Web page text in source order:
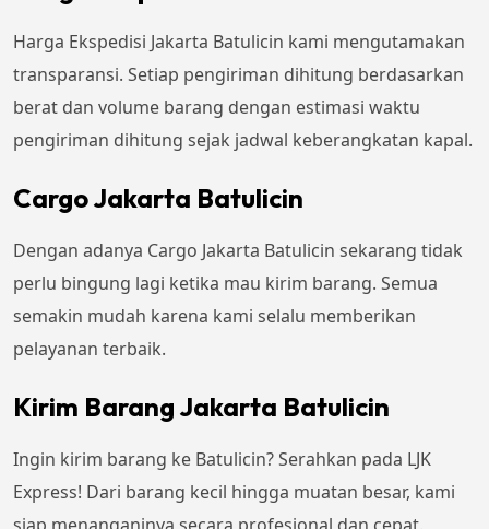
Harga Ekspedisi Jakarta Batulicin kami mengutamakan
transparansi. Setiap pengiriman dihitung berdasarkan
berat dan volume barang dengan estimasi waktu
pengiriman dihitung sejak jadwal keberangkatan kapal.
Cargo Jakarta Batulicin
Dengan adanya Cargo Jakarta Batulicin sekarang tidak
perlu bingung lagi ketika mau kirim barang. Semua
semakin mudah karena kami selalu memberikan
pelayanan terbaik.
Kirim Barang Jakarta Batulicin
Ingin kirim barang ke Batulicin? Serahkan pada LJK
Express! Dari barang kecil hingga muatan besar, kami